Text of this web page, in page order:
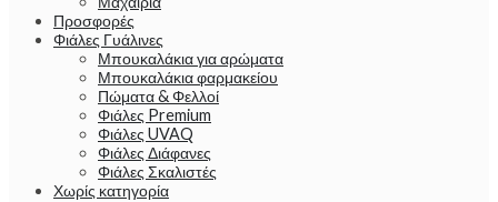
Προσφορές
Φιάλες Γυάλινες
Μπουκαλάκια για αρώματα
Μπουκαλάκια φαρμακείου
Πώματα & Φελλοί
Φιάλες Premium
Φιάλες UVAQ
Φιάλες Διάφανες
Φιάλες Σκαλιστές
Χωρίς κατηγορία